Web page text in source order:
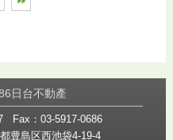
日台不動產
Fax：03-5917-0686
豊島区西池袋4-19-4